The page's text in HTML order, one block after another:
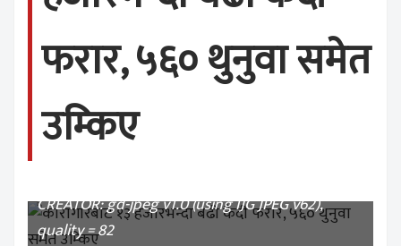
फरार, ५६० थुनुवा समेत
उम्किए
CREATOR: gd-jpeg v1.0 (using IJG JPEG v62),
quality = 82